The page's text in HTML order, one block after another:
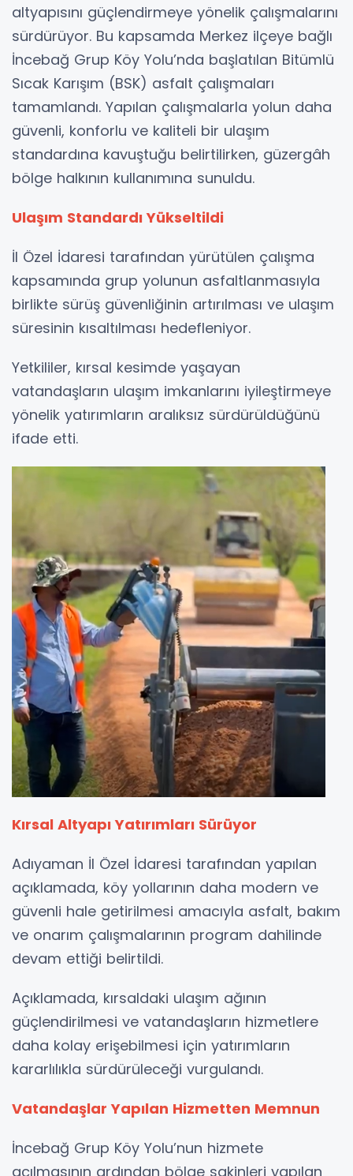
altyapısını güçlendirmeye yönelik çalışmalarını
sürdürüyor. Bu kapsamda Merkez ilçeye bağlı
İncebağ Grup Köy Yolu’nda başlatılan Bitümlü
Sıcak Karışım (BSK) asfalt çalışmaları
tamamlandı. Yapılan çalışmalarla yolun daha
güvenli, konforlu ve kaliteli bir ulaşım
standardına kavuştuğu belirtilirken, güzergâh
bölge halkının kullanımına sunuldu.
Ulaşım Standardı Yükseltildi
İl Özel İdaresi tarafından yürütülen çalışma
kapsamında grup yolunun asfaltlanmasıyla
birlikte sürüş güvenliğinin artırılması ve ulaşım
süresinin kısaltılması hedefleniyor.
Yetkililer, kırsal kesimde yaşayan
vatandaşların ulaşım imkanlarını iyileştirmeye
yönelik yatırımların aralıksız sürdürüldüğünü
ifade etti.
Kırsal Altyapı Yatırımları Sürüyor
Adıyaman İl Özel İdaresi tarafından yapılan
açıklamada, köy yollarının daha modern ve
güvenli hale getirilmesi amacıyla asfalt, bakım
ve onarım çalışmalarının program dahilinde
devam ettiği belirtildi.
Açıklamada, kırsaldaki ulaşım ağının
güçlendirilmesi ve vatandaşların hizmetlere
daha kolay erişebilmesi için yatırımların
kararlılıkla sürdürüleceği vurgulandı.
Vatandaşlar Yapılan Hizmetten Memnun
İncebağ Grup Köy Yolu’nun hizmete
açılmasının ardından bölge sakinleri yapılan